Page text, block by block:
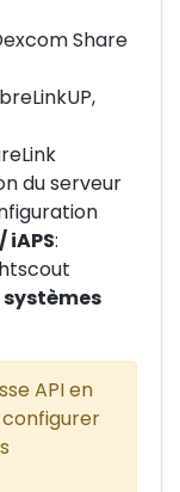
Share
du serveur
iAPS:
API en